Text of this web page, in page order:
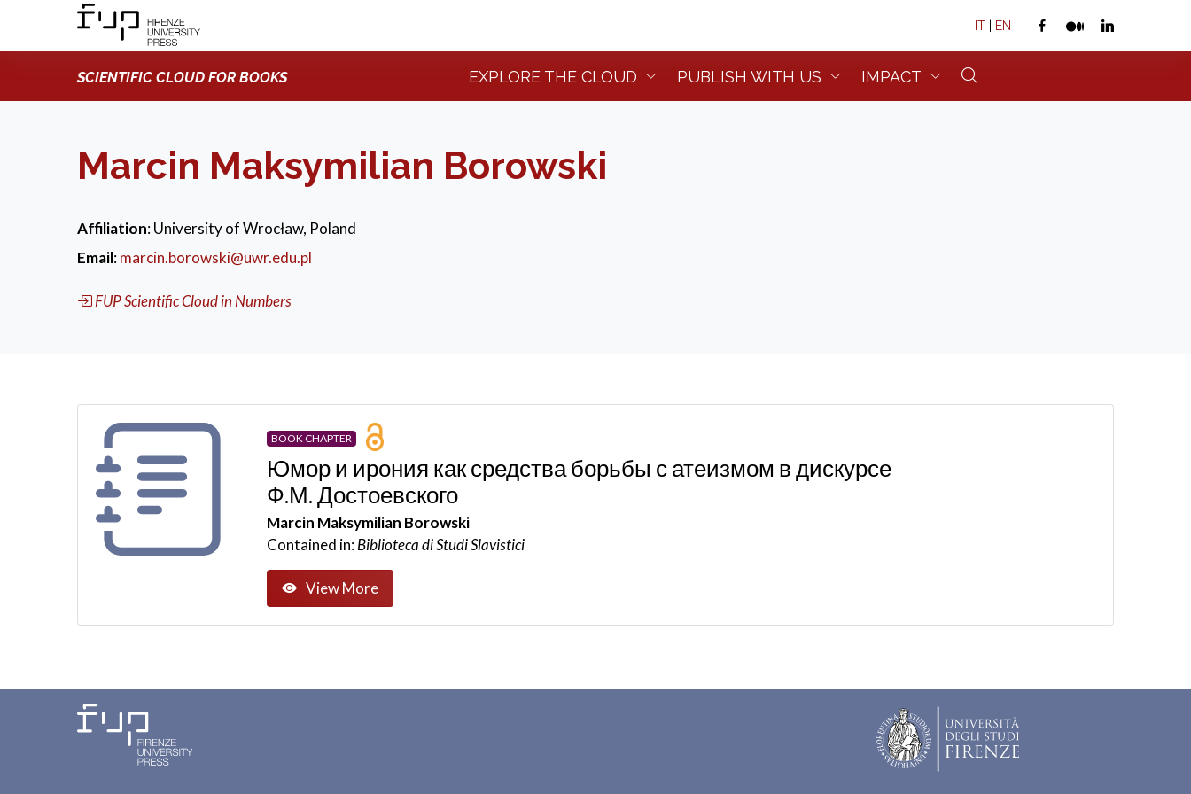
IT | EN
SCIENTIFIC CLOUD FOR BOOKS EXPLORE THE CLOUD PUBLISH WITH US IMPACT
Marcin Maksymilian Borowski
Affiliation: University of Wrocław, Poland
Email:marcin.borowski@uwr.edu.pl
FUP Scientific Cloud in Numbers
BOOK CHAPTER
Юмор и ирония как средства борьбы с атеизмом в дискурсе
Ф.М. Достоевского
Marcin Maksymilian Borowski
Contained in:Biblioteca di Studi Slavistici
View More